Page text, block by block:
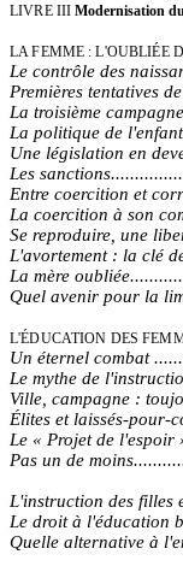
LIVRE IIIModernisation
LA FEMME :
Le contrôle des
Premières tentatives
La troisième
La politique de
Une législation en
Les
Entre coercition et
La coercition à son
Se reproduire, une
L'avortement : la
La mère
Quel avenir pour la
L'ÉDUCATION
Un éternel combat
Le mythe de
Ville, campagne :
Élites et laissés-pour-
Le « Projet de
Pas un de
L'instruction des
Le droit à
Quelle alternative à